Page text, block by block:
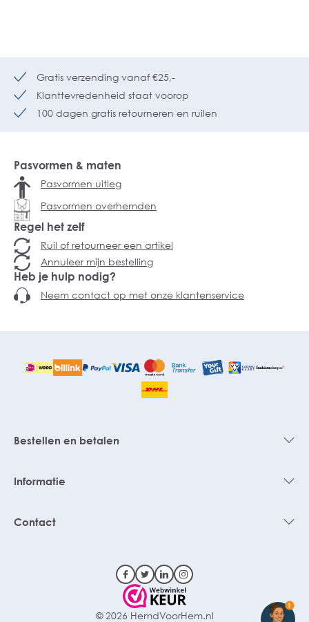
Gratis verzending vanaf €25,-
Klanttevredenheid staat voorop
100 dagen gratis retourneren en ruilen
Pasvormen & maten
Pasvormen uitleg
Pasvormen overhemden
Regel het zelf
Ruil of retourneer een artikel
Annuleer mijn bestelling
Heb je hulp nodig?
Neem contact op met onze klantenservice
Bestellen en betalen
Informatie
Contact
© 2026 HemdVoorHem.nl
1